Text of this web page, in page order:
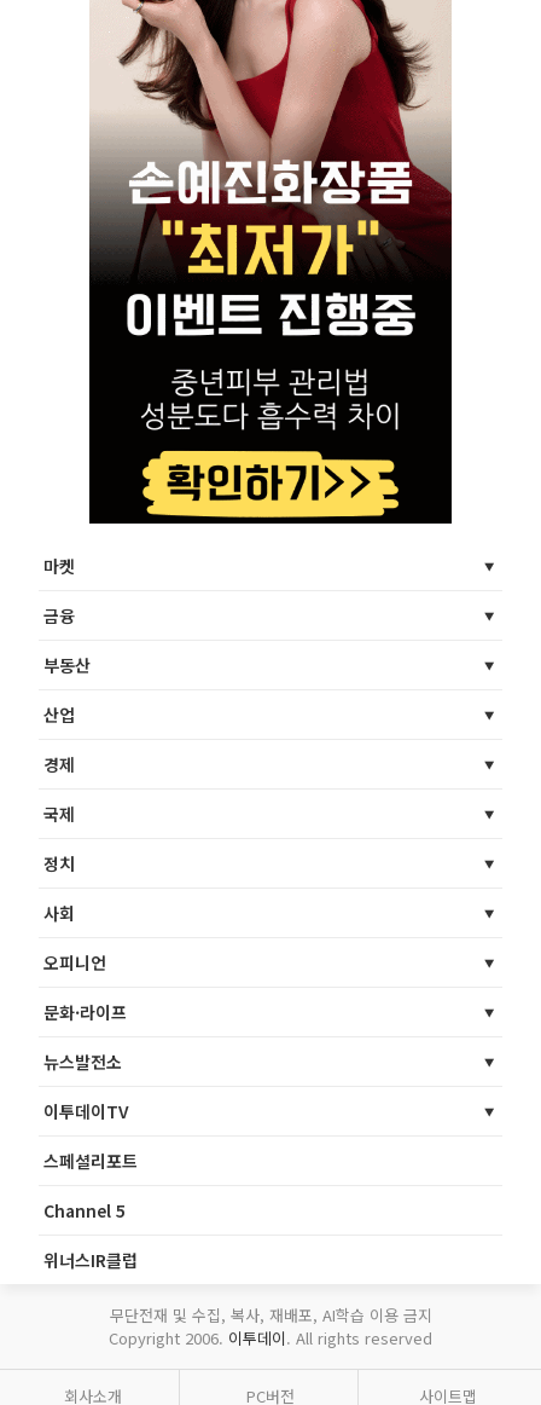
마켓
금융
부동산
산업
경제
국제
정치
사회
오피니언
문화·라이프
뉴스발전소
이투데이TV
스페셜리포트
Channel 5
위너스IR클럽
무단전재 및 수집, 복사, 재배포, AI학습 이용 금지
Copyright 2006. 이투데이. All rights reserved
회사소개 PC버전 사이트맵